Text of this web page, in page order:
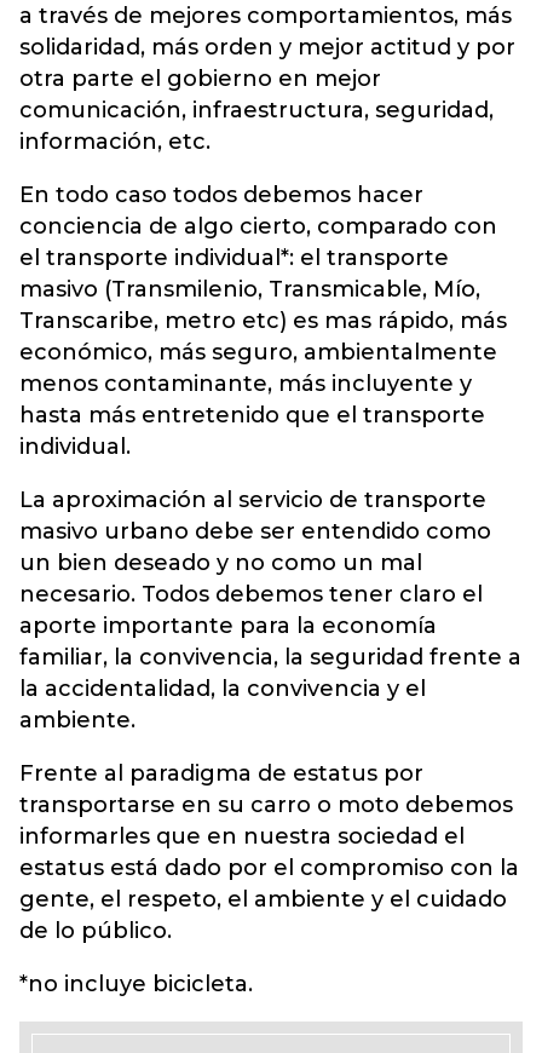
a través de mejores comportamientos, más
solidaridad, más orden y mejor actitud y por
otra parte el gobierno en mejor
comunicación, infraestructura, seguridad,
información, etc.
En todo caso todos debemos hacer
conciencia de algo cierto, comparado con
el transporte individual*: el transporte
masivo (Transmilenio, Transmicable, Mío,
Transcaribe, metro etc) es mas rápido, más
económico, más seguro, ambientalmente
menos contaminante, más incluyente y
hasta más entretenido que el transporte
individual.
La aproximación al servicio de transporte
masivo urbano debe ser entendido como
un bien deseado y no como un mal
necesario. Todos debemos tener claro el
aporte importante para la economía
familiar, la convivencia, la seguridad frente a
la accidentalidad, la convivencia y el
ambiente.
Frente al paradigma de estatus por
transportarse en su carro o moto debemos
informarles que en nuestra sociedad el
estatus está dado por el compromiso con la
gente, el respeto, el ambiente y el cuidado
de lo público.
*no incluye bicicleta.